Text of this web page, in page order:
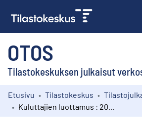
OTOS
Tilastokeskuksen julkaisut
Kokoelmat
Etusivu Tilastokeskus